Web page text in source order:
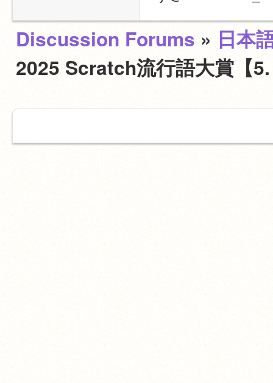
Discussion Forums » 日本
2025 Scratch流行語大賞【